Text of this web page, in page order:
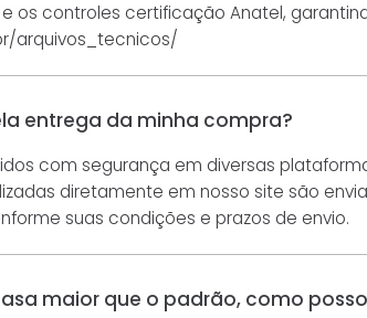
os controles certificação Anatel,
arquivos_tecnicos/
entrega da minha compra?
com segurança em diversas
diretamente em nosso site são
suas condições e prazos de envio.
maior que o padrão, como